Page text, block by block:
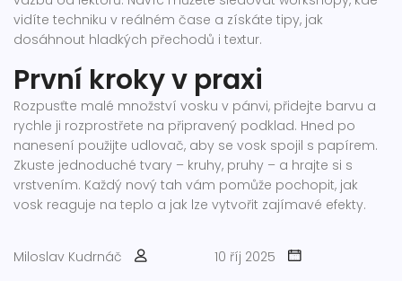
vidíte techniku v reálném čase a získáte tipy, jak
dosáhnout hladkých přechodů i textur.
První kroky v praxi
Rozpusťte malé množství vosku v pánvi, přidejte barvu a
rychle ji rozprostřete na připravený podklad. Hned po
nanesení použijte udlovač, aby se vosk spojil s papírem.
Zkuste jednoduché tvary – kruhy, pruhy – a hrajte si s
vrstvením. Každý nový tah vám pomůže pochopit, jak
vosk reaguje na teplo a jak lze vytvořit zajímavé efekty.
Miloslav Kudrnáč
10 říj 2025